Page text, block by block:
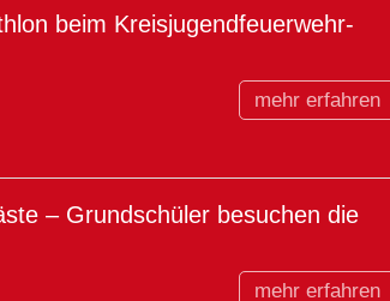
beim Kreisjugendfeuerwehr-
mehr erfahren
– Grundschüler besuchen die
mehr erfahren